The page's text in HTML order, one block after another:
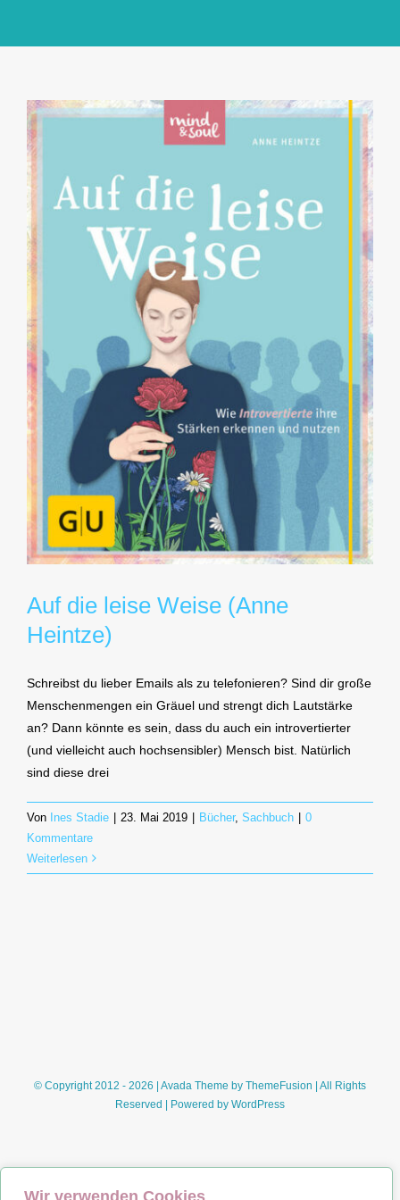
Wir verwenden Cookies
Über mich
Kontakt
Auf die leise Weise (Anne
Heintze)
Schreibst du lieber Emails als zu telefonieren? Sind dir große
Menschenmengen ein Gräuel und strengt dich Lautstärke
an? Dann könnte es sein, dass du auch ein introvertierter
(und vielleicht auch hochsensibler) Mensch bist. Natürlich
sind diese drei
Von Ines Stadie | 23. Mai 2019 | Bücher, Sachbuch | 0
Kommentare
Weiterlesen
© Copyright 2012 - 2026 | Avada Theme by ThemeFusion | All Rights
Reserved | Powered by WordPress